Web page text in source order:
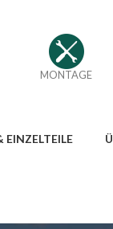
MONTAGE
EINZELTEILE